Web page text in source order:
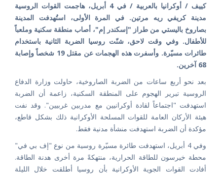
كييف / أوكرانيا بالعربية / في 4 أبريل، هاجمت القوات الروسية
مدينة كريفي ريه مرتين. في المرة الأولى، استُهدفت المدينة
بصاروخ باليستي من طراز "إسكندر إم"، أصاب منطقة سكنية وملعباً
للأطفال. وفي وقت لاحق، شنّت روسيا الضربة الثانية باستخدام
طائرات مسيّرة. وأسفرت هذه الهجمات عن مقتل 19 شخصاً وإصابة
68 آخرين.
بعد نحو أربع ساعات من الضربة الصاروخية، حاولت وزارة الدفاع
الروسية تبرير الهجوم على المنطقة السكنية، زاعمة أن الضربة
استهدفت "اجتماعاً لقادة أوكرانيين مع مدربين غربيين". وقد نفت
هيئة الأركان العامة للقوات المسلحة الأوكرانية ذلك بشكل قاطع،
مؤكدة أن الضربة استهدفت منشأة مدنية فقط.
وفي 4 أبريل، استهدفت طائرة مسيّرة روسية من نوع "إف بي في"
محطة خيرسون للطاقة الحرارية، منتهكةً مرة أخرى هدنة الطاقة.
أفادت القوات الجوية الأوكرانية بأن روسيا أطلقت خلال الليلة